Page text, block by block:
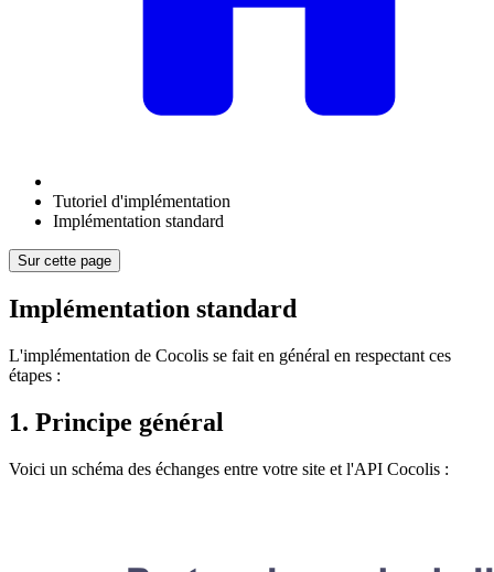
Tutoriel d'implémentation
Implémentation standard
Sur cette page
Implémentation standard
L'implémentation de Cocolis se fait en général en respectant ces
étapes :
1. Principe général
Voici un schéma des échanges entre votre site et l'API Cocolis :